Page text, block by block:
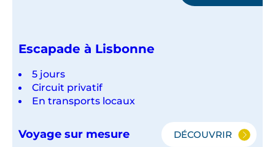
Escapade à Lisbonne
5 jours
Circuit privatif
En transports locaux
Voyage sur mesure DÉCOUVRIR
ESCAPADE